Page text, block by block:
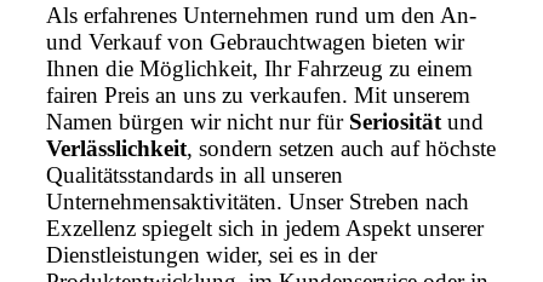
Als erfahrenes Unternehmen rund um den An-
und Verkauf von Gebrauchtwagen bieten wir
Ihnen die Möglichkeit, Ihr Fahrzeug zu einem
fairen Preis an uns zu verkaufen. Mit unserem
Namen bürgen wir nicht nur für Seriosität und
Verlässlichkeit, sondern setzen auch auf höchste
Qualitätsstandards in all unseren
Unternehmensaktivitäten. Unser Streben nach
Exzellenz spiegelt sich in jedem Aspekt unserer
Dienstleistungen wider, sei es in der